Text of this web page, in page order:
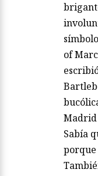
of
Madrid
Sabía
porque